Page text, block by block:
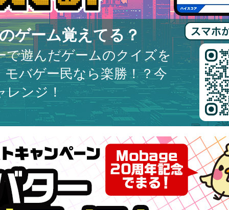
ゲーム覚えてる？
で遊んだゲームのクイズを
モバゲー民なら楽勝！？今
レンジ！